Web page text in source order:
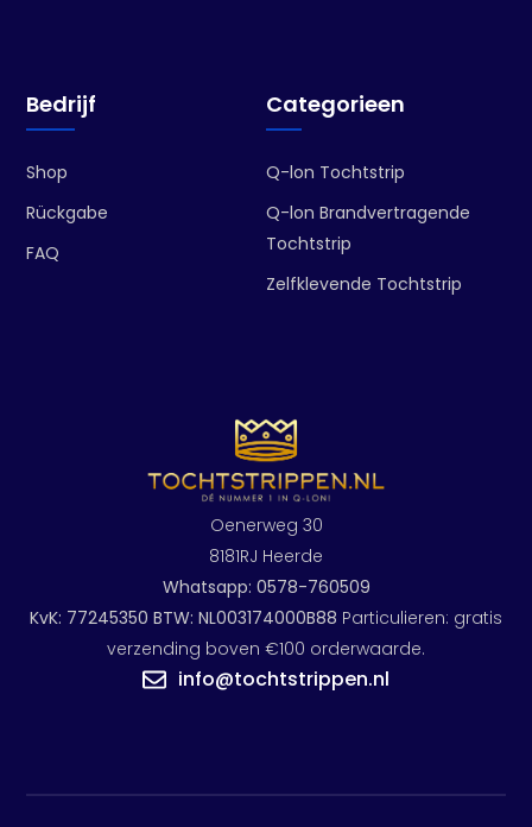
Oenerweg 30
8181RJ Heerde
Whatsapp: 0578-760509
KvK: 77245350 BTW: NL003174000B88 Particulieren: gratis
verzending boven €100 orderwaarde.
info@tochtstrippen.nl
Categorieen
Q-lon Tochtstrip
Q-lon Brandvertragende
Tochtstrip
Zelfklevende Tochtstrip
Bedrijf
Shop
Rückgabe
FAQ